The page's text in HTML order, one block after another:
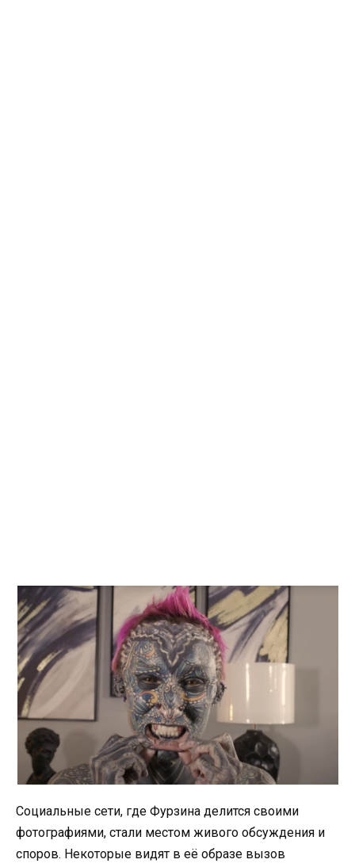
Социальные сети, где Фурзина делится своими
фотографиями, стали местом живого обсуждения и
споров. Некоторые видят в её образе вызов